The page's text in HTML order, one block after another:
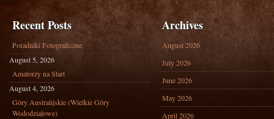
Recent Posts
Poradniki Fotograficzne
August 5, 2026
Amatorzy na Start
August 4, 2026
Góry Australijskie (Wielkie Góry
Wododziałowe)
Archives
August 2026
July 2026
June 2026
May 2026
April 2026